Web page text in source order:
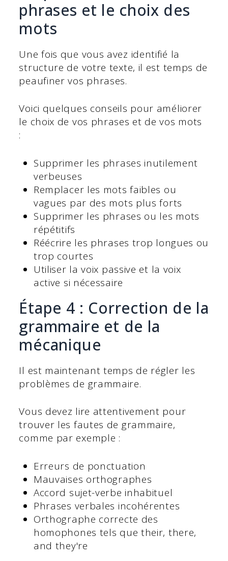
phrases et le choix des
mots
Une fois que vous avez identifié la
structure de votre texte, il est temps de
peaufiner vos phrases.
Voici quelques conseils pour améliorer
le choix de vos phrases et de vos mots
:
Supprimer les phrases inutilement
verbeuses
Remplacer les mots faibles ou
vagues par des mots plus forts
Supprimer les phrases ou les mots
répétitifs
Réécrire les phrases trop longues ou
trop courtes
Utiliser la voix passive et la voix
active si nécessaire
Étape 4 : Correction de la
grammaire et de la
mécanique
Il est maintenant temps de régler les
problèmes de grammaire.
Vous devez lire attentivement pour
trouver les fautes de grammaire,
comme par exemple :
Erreurs de ponctuation
Mauvaises orthographes
Accord sujet-verbe inhabituel
Phrases verbales incohérentes
Orthographe correcte des
homophones tels que their, there,
and they're